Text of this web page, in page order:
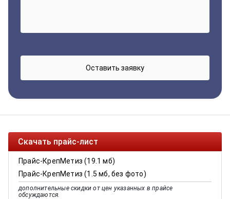
Скачать прайс-лист
Прайс-КрепМетиз (19.1 мб)
Прайс-КрепМетиз (1.5 мб, без фото)
дополнительные скидки от цен указанных в прайсе
обсуждаются.